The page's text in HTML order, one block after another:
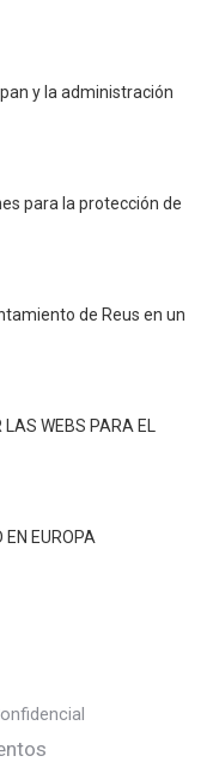
y la administración
para la protección de
de Reus en un
WEBS PARA EL
EN EUROPA